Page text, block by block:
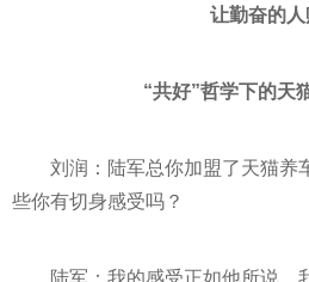
让勤奋的人
“共好”哲学下的天
刘润：陆军总你加盟了天猫养
些你有切身感受吗？
陆军：我的感受正如他所说。